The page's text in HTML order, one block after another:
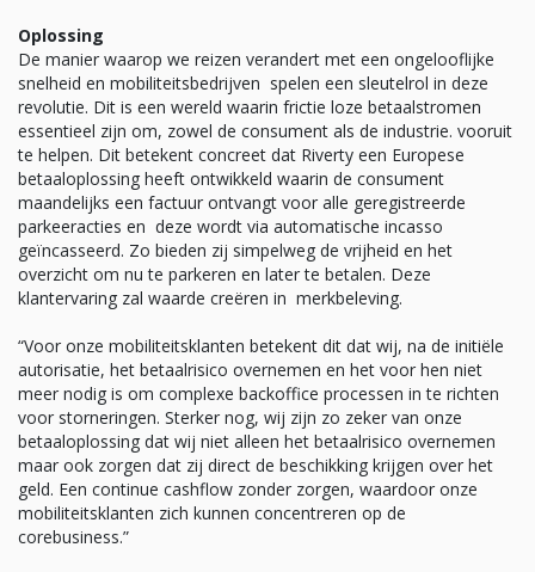
Oplossing
De manier waarop we reizen verandert met een ongelooflijke
snelheid en mobiliteitsbedrijven spelen een sleutelrol in deze
revolutie. Dit is een wereld waarin frictie loze betaalstromen
essentieel zijn om, zowel de consument als de industrie. vooruit
te helpen. Dit betekent concreet dat Riverty een Europese
betaaloplossing heeft ontwikkeld waarin de consument
maandelijks een factuur ontvangt voor alle geregistreerde
parkeeracties en deze wordt via automatische incasso
geïncasseerd. Zo bieden zij simpelweg de vrijheid en het
overzicht om nu te parkeren en later te betalen. Deze
klantervaring zal waarde creëren in merkbeleving.
“Voor onze mobiliteitsklanten betekent dit dat wij, na de initiële
autorisatie, het betaalrisico overnemen en het voor hen niet
meer nodig is om complexe backoffice processen in te richten
voor storneringen. Sterker nog, wij zijn zo zeker van onze
betaaloplossing dat wij niet alleen het betaalrisico overnemen
maar ook zorgen dat zij direct de beschikking krijgen over het
geld. Een continue cashflow zonder zorgen, waardoor onze
mobiliteitsklanten zich kunnen concentreren op de
corebusiness.”